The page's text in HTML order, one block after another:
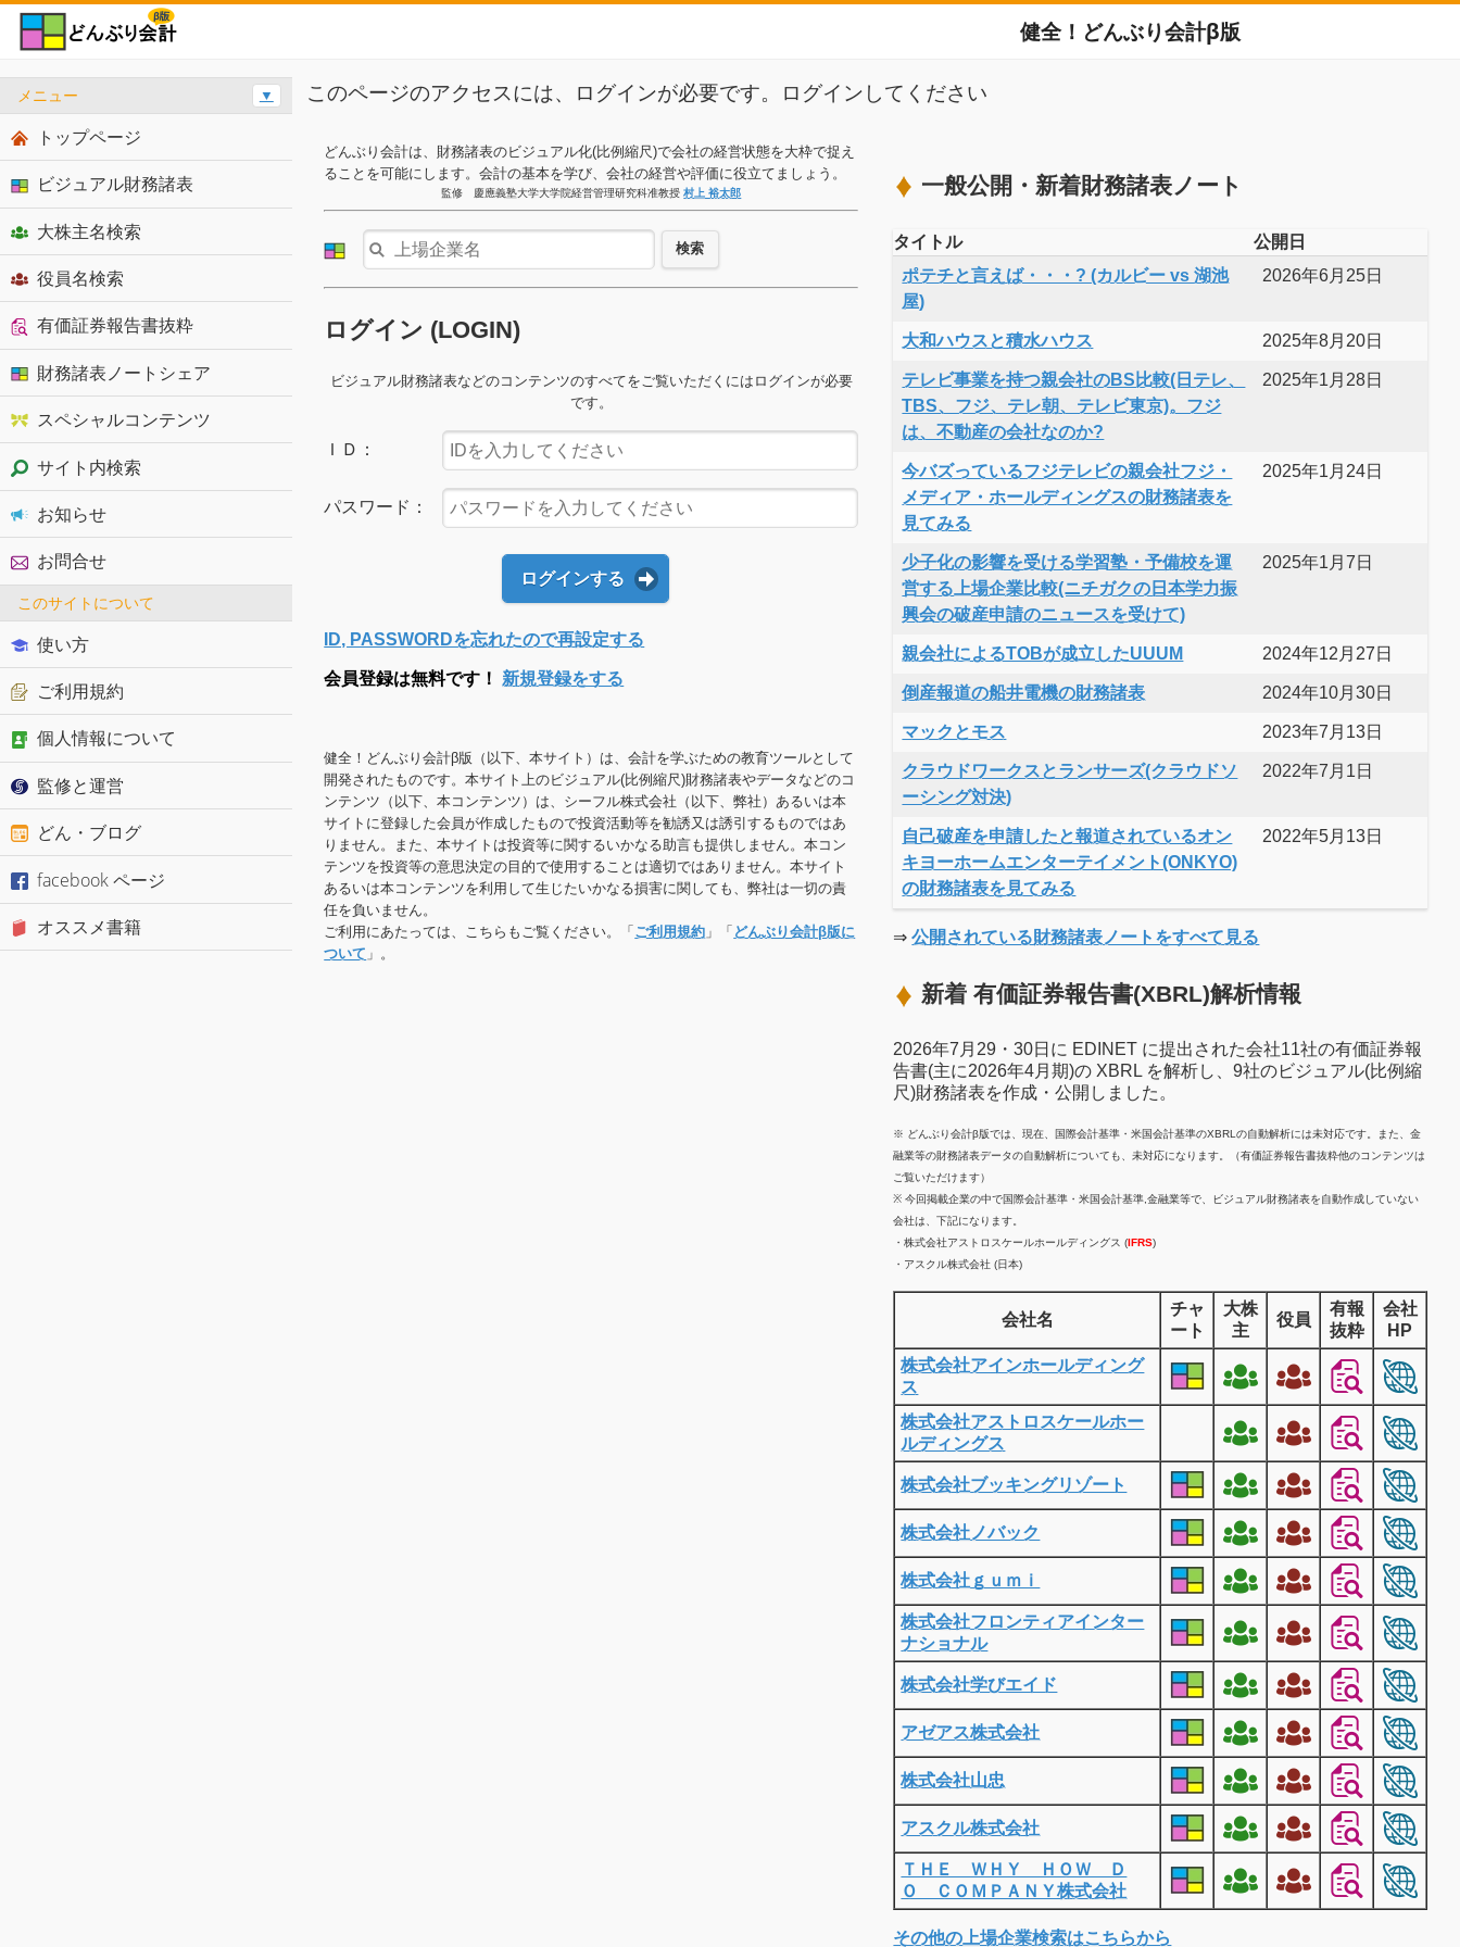
健全！どんぶり会計β版
このページのアクセスには、ログインが必要です。ログインしてください
どんぶり会計は、財務諸表のビジュアル化(比例縮尺)で会社の経営状態を大枠で捉え
ることを可能にします。会計の基本を学び、会社の経営や評価に役立てましょう。
監修 慶應義塾大学大学院経営管理研究科准教授村上 裕太郎
検索
ログイン (LOGIN)
ビジュアル財務諸表などのコンテンツのすべてをご覧いただくにはログインが必要
です。
ＩＤ：
パスワード：
ログインする
ID, PASSWORDを忘れたので再設定する
会員登録は無料です！ 新規登録をする
健全！どんぶり会計β版（以下、本サイト）は、会計を学ぶための教育ツールとして
開発されたものです。本サイト上のビジュアル(比例縮尺)財務諸表やデータなどのコ
ンテンツ（以下、本コンテンツ）は、シーフル株式会社（以下、弊社）あるいは本
サイトに登録した会員が作成したもので投資活動等を勧誘又は誘引するものではあ
りません。また、本サイトは投資等に関するいかなる助言も提供しません。本コン
テンツを投資等の意思決定の目的で使用することは適切ではありません。本サイト
あるいは本コンテンツを利用して生じたいかなる損害に関しても、弊社は一切の責
任を負いません。
ご利用にあたっては、こちらもご覧ください。「ご利用規約 」「 どんぶり会計β版に
ついて 」。
一般公開・新着財務諸表ノート
タイトル
公開日
ポテチと言えば・・・? (カルビー vs 湖池
屋)
2026年6月25日
大和ハウスと積水ハウス 2025年8月20日
テレビ事業を持つ親会社のBS比較(日テレ、
TBS、フジ、テレ朝、テレビ東京)。フジ
は、不動産の会社なのか?
2025年1月28日
今バズっているフジテレビの親会社フジ・
メディア・ホールディングスの財務諸表を
見てみる
2025年1月24日
少子化の影響を受ける学習塾・予備校を運
営する上場企業比較(ニチガクの日本学力振
興会の破産申請のニュースを受けて)
2025年1月7日
親会社によるTOBが成立したUUUM 2024年12月27日
倒産報道の船井電機の財務諸表 2024年10月30日
マックとモス 2023年7月13日
クラウドワークスとランサーズ(クラウドソ
ーシング対決)
2022年7月1日
自己破産を申請したと報道されているオン
キヨーホームエンターテイメント(ONKYO)
の財務諸表を見てみる
2022年5月13日
⇒公開されている財務諸表ノートをすべて見る
新着 有価証券報告書(XBRL)解析情報
2026年7月29・30日に EDINET に提出された会社11社の有価証券報
告書(主に2026年4月期)の XBRL を解析し、9社のビジュアル(比例縮
尺)財務諸表を作成・公開しました。
※ どんぶり会計β版では、現在、国際会計基準・米国会計基準のXBRLの自動解析には未対応です。また、金
融業等の財務諸表データの自動解析についても、未対応になります。（有価証券報告書抜粋他のコンテンツは
ご覧いただけます）
※ 今回掲載企業の中で国際会計基準・米国会計基準,金融業等で、ビジュアル財務諸表を自動作成していない
会社は、下記になります。
・株式会社アストロスケールホールディングス (IFRS)
・アスクル株式会社 (日本)
会社名
チャ
ート
大株
主
役員
有報
抜粋
会社
HP
株式会社アインホールディング
ス
株式会社アストロスケールホー
ルディングス
株式会社ブッキングリゾート
株式会社ノバック
株式会社ｇｕｍｉ
株式会社フロンティアインター
ナショナル
株式会社学びエイド
アゼアス株式会社
株式会社山忠
アスクル株式会社
ＴＨＥ ＷＨＹ ＨＯＷ Ｄ
Ｏ ＣＯＭＰＡＮＹ株式会社
その他の上場企業検索はこちらから
メニュー ▼
トップページ
ビジュアル財務諸表
大株主名検索
役員名検索
有価証券報告書抜粋
財務諸表ノートシェア
スペシャルコンテンツ
サイト内検索
お知らせ
お問合せ
このサイトについて
使い方
ご利用規約
個人情報について
監修と運営
どん・ブログ
facebook ページ
オススメ書籍